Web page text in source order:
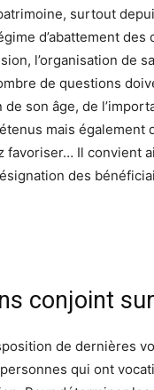
surtout
d’abattement des
l’organisation de
de questions
son âge, de
mais également
favoriser… Il convient
des
conjoint
de dernières
qui ont